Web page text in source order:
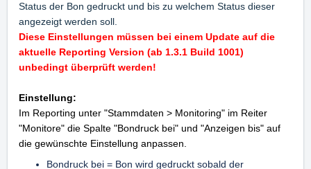
Status der Bon gedruckt und bis zu welchem Status dieser
angezeigt werden soll.
Diese Einstellungen müssen bei einem Update auf die
aktuelle Reporting Version (ab 1.3.1 Build 1001)
unbedingt überprüft werden!
Einstellung:
Im Reporting unter "Stammdaten > Monitoring" im Reiter
"Monitore" die Spalte "Bondruck bei" und "Anzeigen bis" auf
die gewünschte Einstellung anpassen.
Bondruck bei = Bon wird gedruckt sobald der